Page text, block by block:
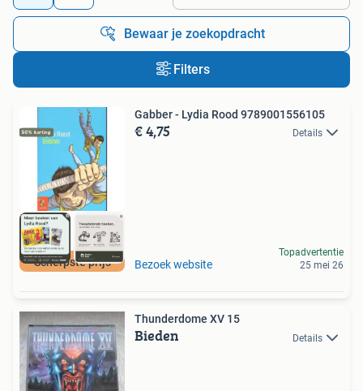
Bewaar je zoekopdracht
Filters
Scherpste prijs
Gabber - Lydia Rood 9789001556105
€ 4,75 Details
Bezoek website
Topadvertentie
25 mei 26
Thunderdome XV 15
Bieden Details